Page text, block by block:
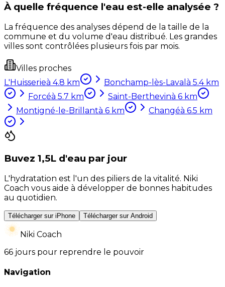
À quelle fréquence l'eau est-elle analysée ?
La fréquence des analyses dépend de la taille de la
commune et du volume d'eau distribué. Les grandes
villes sont contrôlées plusieurs fois par mois.
Villes proches
L'Huisserieà 4.8 km Bonchamp-lès-Laval à 5.4km
Forcéà 5.7 km Saint-Berthevinà 6 km
Montigné-le-Brillantà 6 km Changéà 6.5 km
Buvez 1,5L d'eau par jour
L'hydratation est l'un des piliers de la vitalité. Niki
Coach vous aide à développer de bonnes habitudes
au quotidien.
Télécharger sur iPhone Télécharger sur Android
Niki Coach
66 jours pour reprendre le pouvoir
Navigation